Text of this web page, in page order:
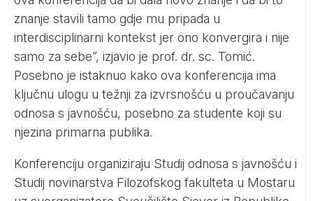
znanje stavili tamo gdje mu pripada u
interdisciplinarni kontekst jer ono konvergira i nije
samo za sebe”, izjavio je prof. dr. sc. Tomić.
Posebno je istaknuo kako ova konferencija ima
ključnu ulogu u težnji za izvrsnošću u proučavanju
odnosa s javnošću, posebno za studente koji su
njezina primarna publika.
Konferenciju organiziraju Studij odnosa s javnošću i
Studij novinarstva Filozofskog fakulteta u Mostaru